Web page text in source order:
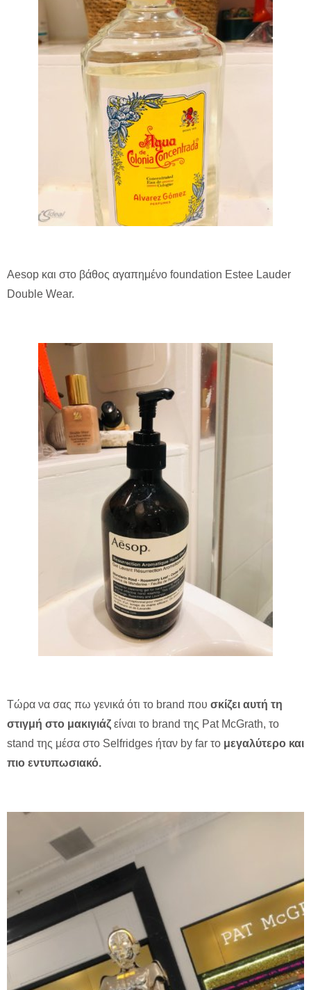
Aesop και στο βάθος αγαπημένο foundation Estee Lauder
Double Wear.
Τώρα να σας πω γενικά ότι το brand που σκίζει αυτή τη
στιγμή στο μακιγιάζ είναι το brand της Pat McGrath, το
stand της μέσα στο Selfridges ήταν by far το μεγαλύτερο και
πιο εντυπωσιακό.